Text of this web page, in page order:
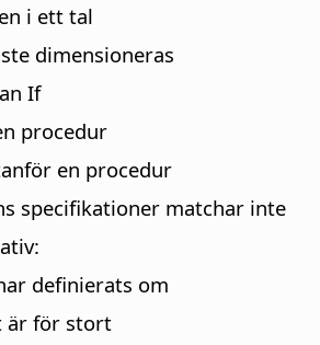
i ett tal
dimensioneras
If
procedur
en procedur
specifikationer matchar inte
definierats om
är för stort